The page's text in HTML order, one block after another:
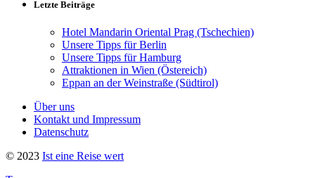
Letzte Beiträge
Hotel Mandarin Oriental Prag (Tschechien)
Unsere Tipps für Berlin
Unsere Tipps für Hamburg
Attraktionen in Wien (Östereich)
Eppan an der Weinstraße (Südtirol)
Über uns
Kontakt und Impressum
Datenschutz
© 2023 Ist eine Reise wert